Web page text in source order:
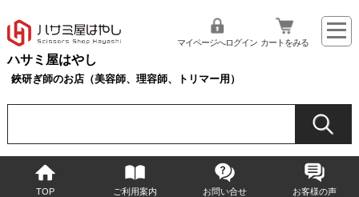
ハサミ屋はやし
鋏研ぎ師のお店（美容師、理容師、トリマー用）
マイページへログイン カートをみる
TOP ご利用案内 お問い合せ お客様の声